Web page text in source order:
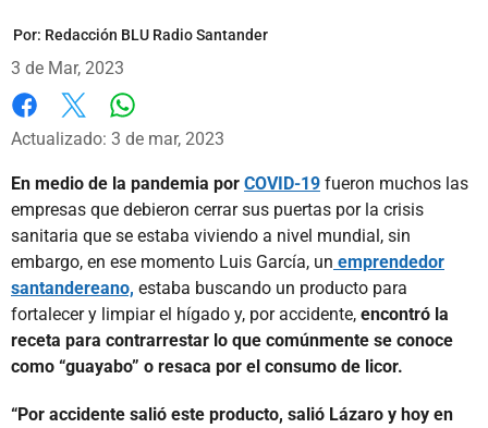
Por: Redacción BLU Radio Santander
3 de Mar, 2023
Facebook
X
Actualizado: 3 de mar, 2023
En medio de la pandemia por COVID-19 fueron muchos las
empresas que debieron cerrar sus puertas por la crisis
sanitaria que se estaba viviendo a nivel mundial, sin
embargo, en ese momento Luis García, un emprendedor
santandereano, estaba buscando un producto para
fortalecer y limpiar el hígado y, por accidente, encontró la
receta para contrarrestar lo que comúnmente se conoce
como “guayabo” o resaca por el consumo de licor.
“Por accidente salió este producto, salió Lázaro y hoy en